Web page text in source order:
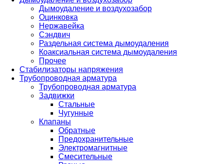
Дымоудаление и воздухозабор
Оцинковка
Нержавейка
Сэндвич
Раздельная система дымоудаления
Коаксиальная система дымоудаления
Прочее
Стабилизаторы напряжения
Трубопроводная арматура
Трубопроводная арматура
Задвижки
Стальные
Чугунные
Клапаны
Обратные
Предохранительные
Электромагнитные
Смесительные